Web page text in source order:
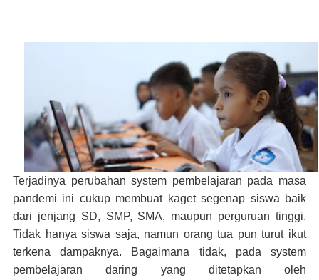
Terjadinya perubahan system pembelajaran pada masa
pandemi ini cukup membuat kaget segenap siswa baik
dari jenjang SD, SMP, SMA, maupun perguruan tinggi.
Tidak hanya siswa saja, namun orang tua pun turut ikut
terkena dampaknya. Bagaimana tidak, pada system
pembelajaran daring yang ditetapkan oleh